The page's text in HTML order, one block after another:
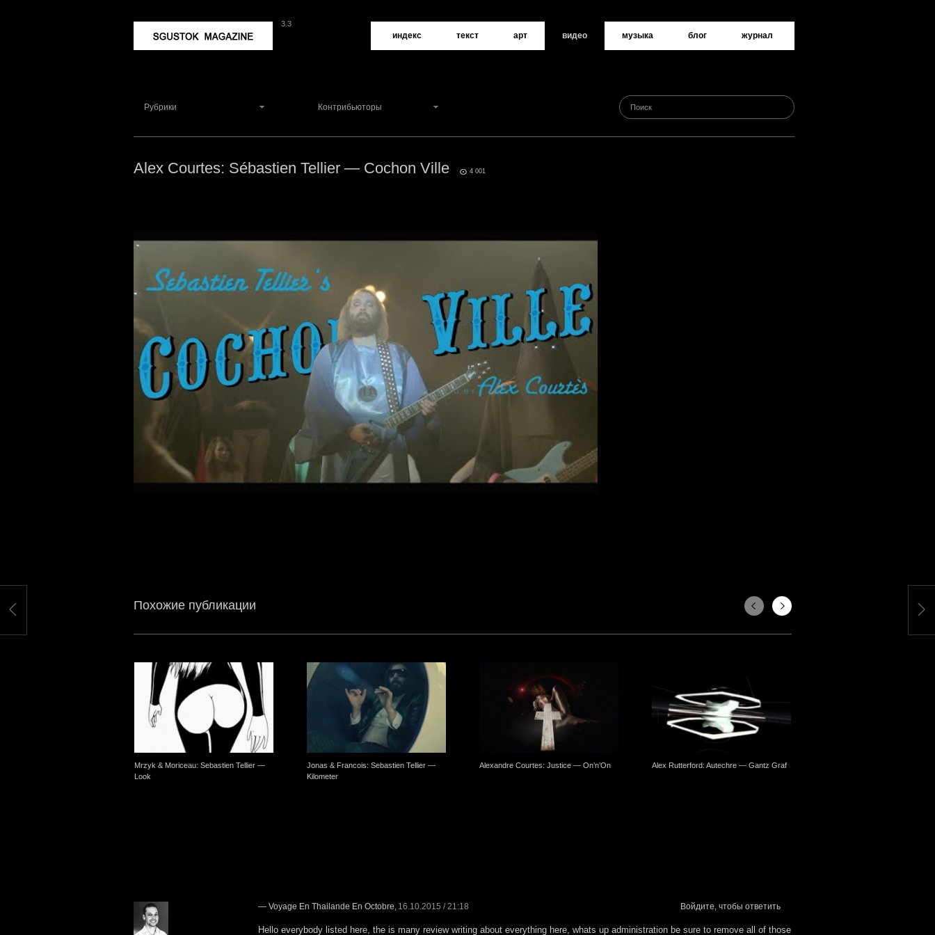
3.3
индекс текст арт видео музыка блог журнал
Рубрики Контрибьюторы
Alex Courtes: Sébastien Tellier — Cochon Ville 4 001
Похожие публикации
Mrzyk & Moriceau: Sebastien Tellier —
Look
Jonas & Francois: Sebastien Tellier —
Kilometer
Alexandre Courtes: Justice — On’n’On Alex Rutterford: Autechre — Gantz Graf
— Voyage En Thailande En Octobre, 16.10.2015 / 21:18 Войдите, чтобы ответить
Hello everybody listed here, the is many review writing about everything here, whats up administration be sure to remove all of those